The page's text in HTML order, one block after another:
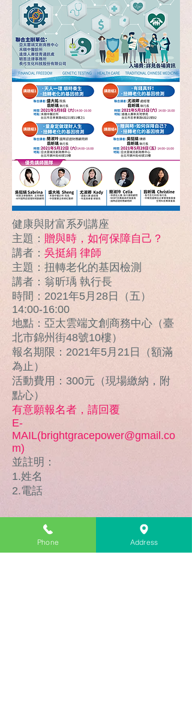
健康與財富系列講座
主題： 贈與時，如何保障自己？
講者： 吳挺絹 律師
主題：扭轉老化的基因檢測
講者：翁昕瑀 執行長
時間：2021年5月28日（五）
14:00-16:00
地點：亞太雲端文創商務中心（臺
北市錦州街48號10樓）
報名期限：2021年5月21日（額滿
為止）
活動費用：300元（現場繳納，附
點心）
有意願報名者，請回覆
E-
MAIL(brightgracepower@gmail.co
m)
並註明：
1.姓名
2.電話
若對其他場次（講題1.2.3）有報名
意願，請電洽：畢長江先生
Phone Address